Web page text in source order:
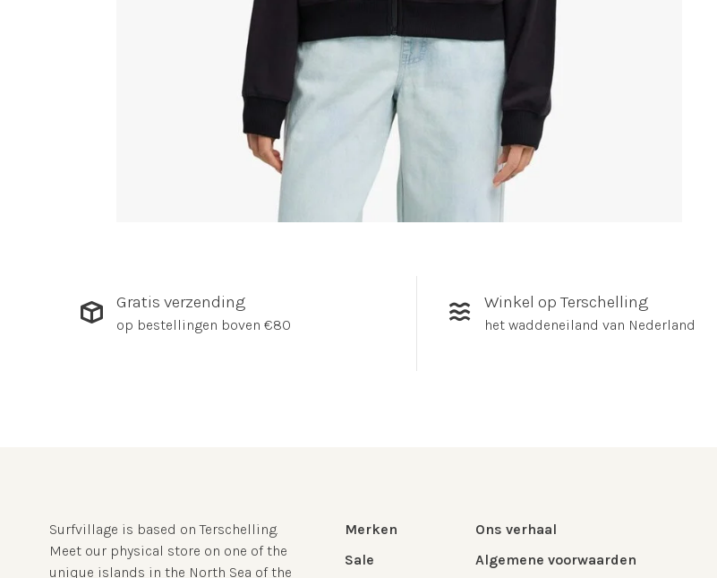
Gratis verzending
op bestellingen boven €80
Winkel op Terschelling
het waddeneiland van Nederland
Surfvillage is based on Terschelling.
Meet our physical store on one of the
unique islands in the North Sea of the
Merken
Sale
Ons verhaal
Algemene voorwaarden